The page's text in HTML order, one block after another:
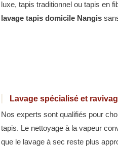
luxe, tapis traditionnel ou tapis en
lavage tapis domicile Nangis
Lavage spécialisé et
Nos experts sont qualifiés pour
tapis. Le nettoyage à la vapeur
que le lavage à sec reste plus